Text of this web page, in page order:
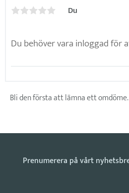
Du
Bli den första att lämna ett omdöme.